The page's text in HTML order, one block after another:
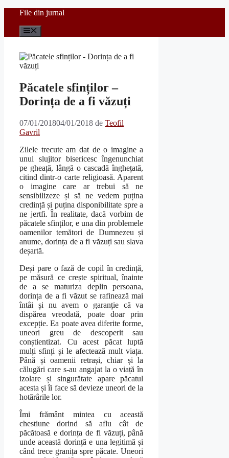
conținut
File din jurnal
Păcatele sfinților –
Dorința de a fi văzuți
07/01/201804/01/2018 de Teofil
Gavril
Zilele trecute am dat de o imagine a
unui slujitor bisericesc îngenunchiat
pe gheață, lângă o cascadă înghețată,
citind dintr-o carte religioasă. Aparent
o imagine care ar trebui să ne
sensibilizeze și să ne vedem puțina
credință și puțina disponibilitate spre a
ne jertfi. În realitate, dacă vorbim de
păcatele sfinților, e una din problemele
oamenilor temători de Dumnezeu și
anume, dorința de a fi văzuți sau slava
deșartă.
Deși pare o fază de copil în credință,
pe măsură ce crește spiritual, înainte
de a se maturiza deplin persoana,
dorința de a fi văzut se rafinează mai
întâi și nu avem o garanție că va
dispărea vreodată, poate doar prin
excepție. Ea poate avea diferite forme,
uneori greu de descoperit sau
conștientizat. Cu acest păcat luptă
mulți sfinți și le afectează mult viața.
Până și oamenii retrași, chiar și la
călugări care s-au angajat la o viață în
izolare și singurătate apare păcatul
acesta și îi face să devieze uneori de la
hotărârile lor.
Îmi frământ mintea cu această
chestiune dorind să aflu cât de
păcătoasă e dorința de fi văzuți, până
unde această dorință e una legitimă și
când trece granița spre păcate. Uneori